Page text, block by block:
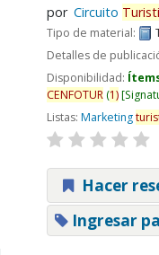
por Circuito
Tipo de material:
Detalles de
Disponibilidad:
CENFOTUR(1)
Listas: Marketing
Hacer
Ingresar